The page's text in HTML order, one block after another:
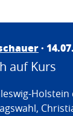
·
auf Kurs